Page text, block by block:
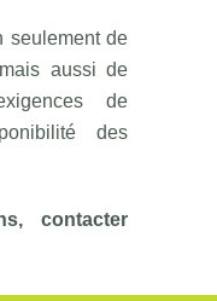
seulement de
aussi de
de
des
contacter